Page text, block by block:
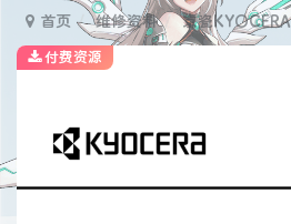
首页 维修资料 京瓷KYOCERA
付费资源